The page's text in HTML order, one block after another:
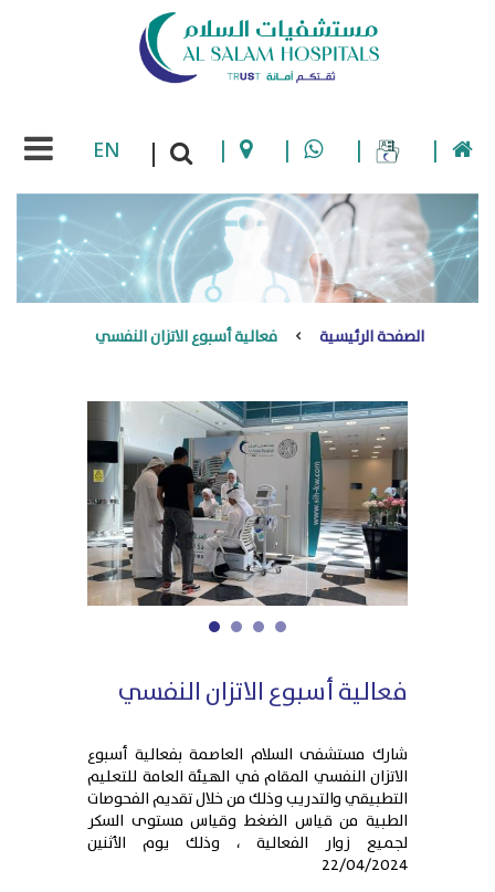
|
|
|
|
|
EN
الصفحة الرئيسية فعالية أسبوع الاتزان النفسي
1 2 3 4
فعالية أسبوع الاتزان النفسي
شارك مستشفى السلام العاصمة بفعالية أسبوع
الاتزان النفسي المقام في الهيئة العامة للتعليم
التطبيقي والتدريب وذلك من خلال تقديم الفحوصات
الطبية من قياس الضغط وقياس مستوى السكر
لجميع زوار الفعالية ، وذلك يوم الأثنين
22/04/2024